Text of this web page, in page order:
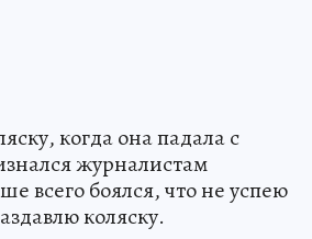
когда она падала с
журналистам
всего боялся, что не успею
коляску.